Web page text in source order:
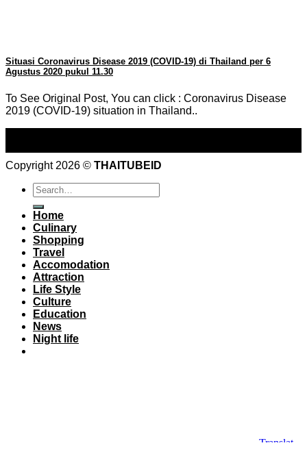
Situasi Coronavirus Disease 2019 (COVID-19) di Thailand per 6
Agustus 2020 pukul 11.30
To See Original Post, You can click : Coronavirus Disease
2019 (COVID-19) situation in Thailand..
Copyright 2026 © THAITUBEID
Home
Culinary
Shopping
Travel
Accomodation
Attraction
Life Style
Culture
Education
News
Night life